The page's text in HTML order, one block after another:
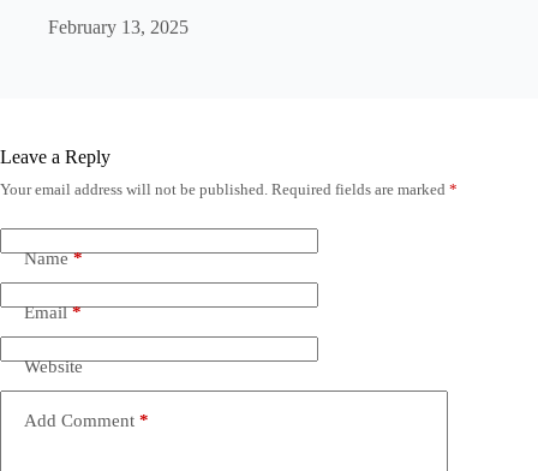
February 13, 2025
Leave a Reply
Your email address will not be published. Required fields are marked *
Name*
Email*
Website
Add Comment *